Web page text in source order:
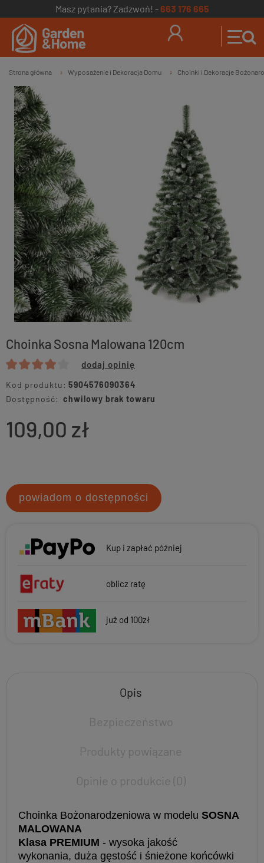
Masz pytania? Zadzwoń! -663 176 665
Strona główna » Wyposażenie i Dekoracja Domu » Choinki i Dekoracje
Choinka Sosna Malowana 120cm
dodaj opinię
Kod produktu: 5904576090364
Dostępność: chwilowy brak towaru
109,00 zł
powiadom o dostępności
Kup i zapłać później
oblicz ratę
już od 100zł
Opis
Bezpieczeństwo
Produkty powiązane
Opinie o produkcie (0)
Choinka Bożonarodzeniowa w modelu SOSNA
MALOWANA
Klasa PREMIUM - wysoka jakość
wykonania, duża gęstość i śnieżone końcówki